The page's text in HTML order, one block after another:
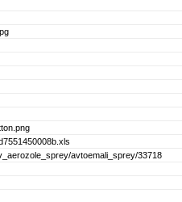
avtoemali_sprey/33718